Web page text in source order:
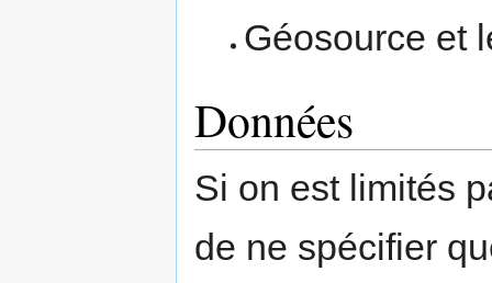
Géosource et
Données
Si on est limités
de ne spécifier